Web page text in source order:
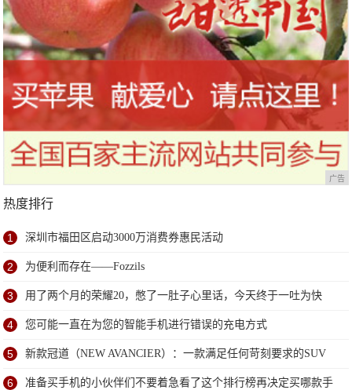
广告
热度排行
1 深圳市福田区启动3000万消费券惠民活动
2 为便利而存在——Fozzils
3 用了两个月的荣耀20，憋了一肚子心里话，今天终于一吐为快
4 您可能一直在为您的智能手机进行错误的充电方式
5 新款冠道（NEW AVANCIER）：一款满足任何苛刻要求的SUV
6 准备买手机的小伙伴们不要着急看了这个排行榜再决定买哪款手